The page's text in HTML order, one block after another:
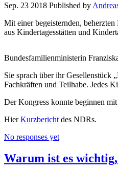
Sep. 23 2018 Published by
Mit einer begeisternden,
aus Kindertagesstätten und
Bundesfamilienministerin
Sie sprach über ihr Gesellenstück
Fachkräften und Teilhabe. Jedes
Der Kongress konnte beginnen
HierKurzbericht des NDRs.
No responses yet
Warum ist es